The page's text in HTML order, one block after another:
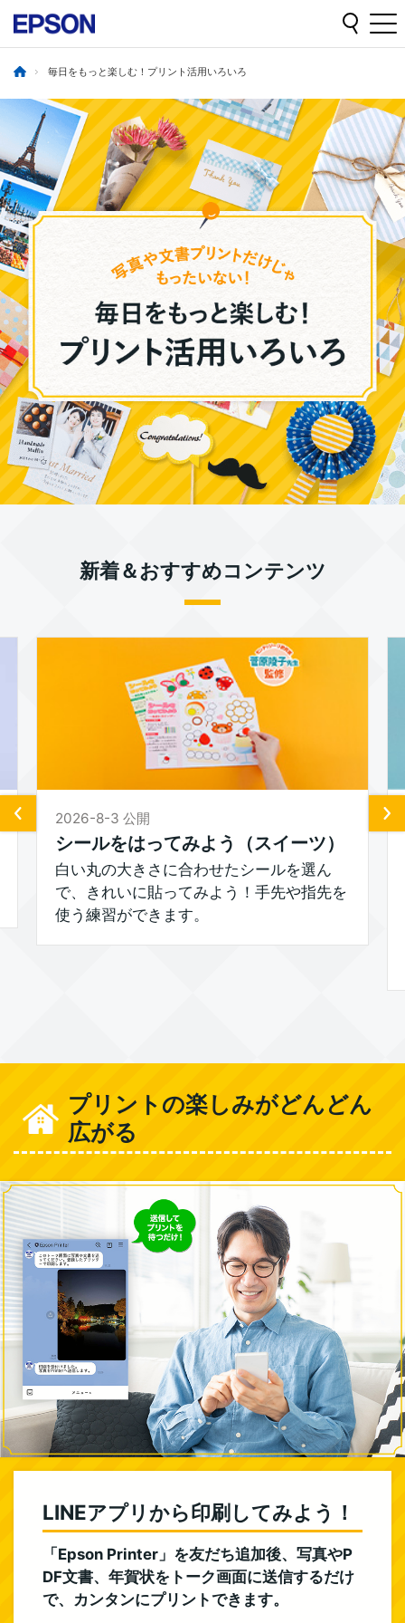
毎日をもっと楽しむ！プリント活用いろいろ
新着＆おすすめコンテンツ
2026-8-3 公開
シールをはってみよう（スイーツ）
白い丸の大きさに合わせたシールを選ん
で、きれいに貼ってみよう！手先や指先を
使う練習ができます。
プリントの楽しみがどんどん
広がる
LINEアプリから印刷してみよう！
「Epson Printer」を友だち追加後、写真やP
DF文書、年賀状をトーク画面に送信するだけ
で、カンタンにプリントできます。